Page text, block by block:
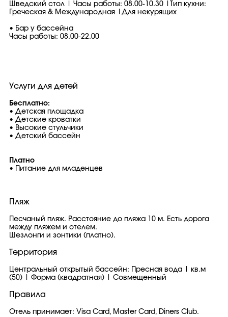
Шведский стол | Часы работы: 08.00-10.30 |Тип кухни:
Греческая & Международная |Для некурящих
• Бар у бассейна
Часы работы: 08.00-22.00
Услуги для детей
Бесплатно:
• Детская площадка
• Детские кроватки
• Высокие стульчики
• Детский бассейн
Платно
• Питание для младенцев
Пляж
Песчаный пляж. Расстояние до пляжа 10 м. Есть дорога
между пляжем и отелем.
Шезлонги и зонтики (платно).
Территория
Центральный открытый бассейн: Пресная вода | кв.м
(50) | Форма (квадратная) | Совмещенный
Правила
Отель принимает: Visa Card, Master Card, Diners Club.